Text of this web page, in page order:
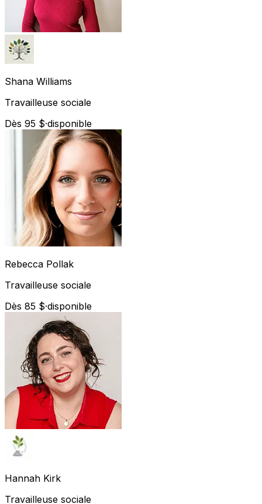
Shana Williams
Travailleuse sociale
Dès 95 $·disponible
Rebecca Pollak
Travailleuse sociale
Dès 85 $·disponible
Hannah Kirk
Travailleuse sociale